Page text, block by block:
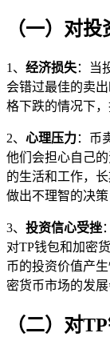
（一）对
1、 经济损失：当
会错过最佳的卖
格下跌的情况下
2、 心理压力：币
他们会担心自己
的生活和工作，
做出不理智的决策
3、 投资信心受挫
对TP钱包和加密
币的投资价值产
密货币市场的发展
（二）对